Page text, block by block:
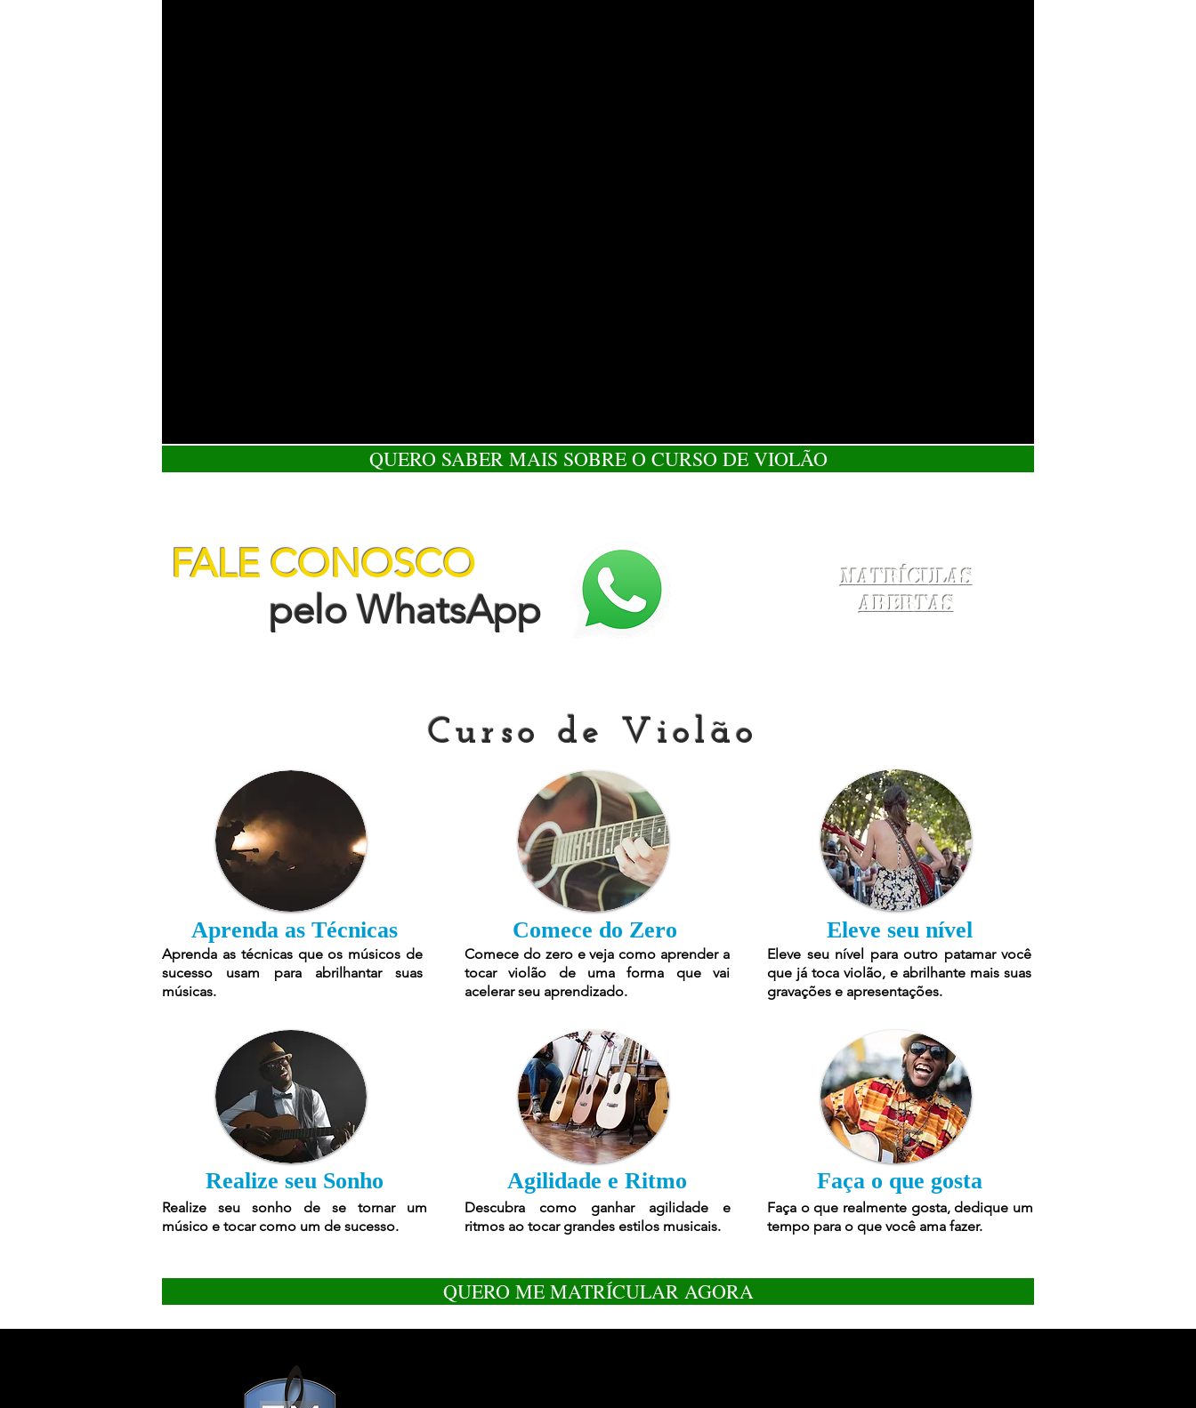
QUERO SABER MAIS SOBRE O CURSO DE VIOLÃO
FALE CONOSCO
pelo WhatsApp
Matrículas
Abertas
Curso de Violão
Aprenda as Técnicas
Aprenda as técnicas que os músicos de
sucesso usam para abrilhantar suas
músicas.
Realize seu Sonho
Realize seu sonho de se tornar um
músico e tocar como um de sucesso.
Comece do Zero
Comece do zero e veja como aprender a
tocar violão de uma forma que vai
acelerar seu aprendizado.
Agilidade e Ritmo
Descubra como ganhar agilidade e
ritmos ao tocar grandes estilos musicais.
Eleve seu nível
Eleve seu nível para outro patamar você
que já toca violão, e abrilhante mais suas
gravações e apresentações.
Faça o que gosta
Faça o que realmente gosta, dedique um
tempo para o que você ama fazer.
QUERO ME MATRÍCULAR AGORA